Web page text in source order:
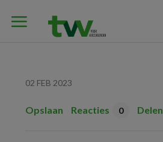
02 FEB 2023
Opslaan Reacties 0 Delen